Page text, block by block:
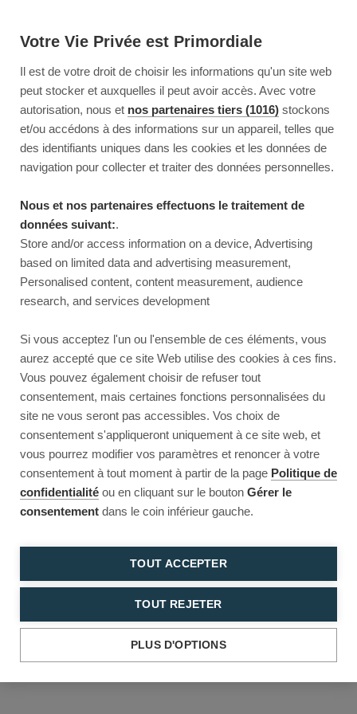
Votre Vie Privée est Primordiale
Il est de votre droit de choisir les informations qu'un site web
peut stocker et auxquelles il peut avoir accès. Avec votre
autorisation, nous et nos partenaires tiers (1016) stockons
et/ou accédons à des informations sur un appareil, telles que
des identifiants uniques dans les cookies et les données de
navigation pour collecter et traiter des données personnelles.
Nous et nos partenaires effectuons le traitement de
données suivant:.
Store and/or access information on a device, Advertising
based on limited data and advertising measurement,
Personalised content, content measurement, audience
research, and services development
Si vous acceptez l'un ou l'ensemble de ces éléments, vous
aurez accepté que ce site Web utilise des cookies à ces fins.
Vous pouvez également choisir de refuser tout
consentement, mais certaines fonctions personnalisées du
site ne vous seront pas accessibles. Vos choix de
consentement s'appliqueront uniquement à ce site web, et
vous pourrez modifier vos paramètres et renoncer à votre
consentement à tout moment à partir de la page Politique de
confidentialité ou en cliquant sur le bouton Gérer le
consentement dans le coin inférieur gauche.
TOUT ACCEPTER
TOUT REJETER
PLUS D'OPTIONS
This page couldn’t load
Reload to try again, or go back.
Reload Back